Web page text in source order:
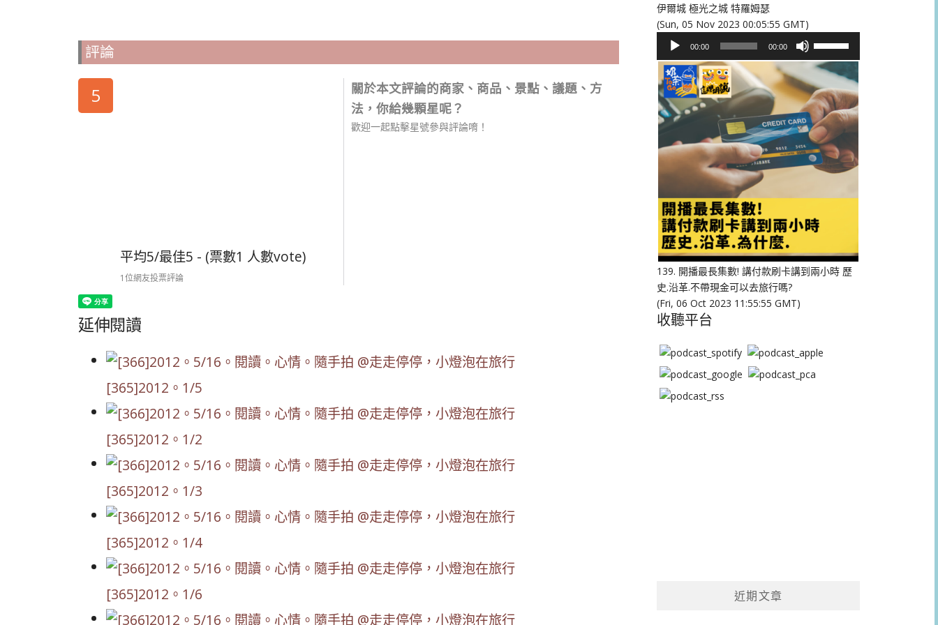
評論
5
平均5/最佳5 - (票數1 人數vote)
1位網友投票評論
關於本文評論的商家、商品、景點、議題、方
法，你給幾顆星呢？
歡迎一起點擊星號參與評論唷！
延伸閱讀
[365]2012。1/5
[365]2012。1/2
[365]2012。1/3
[365]2012。1/4
[365]2012。1/6
伊爾城 極光之城 特羅姆瑟
(Sun, 05 Nov 2023 00:05:55 GMT)
播
放
器
00:00 00:00
向
上/
向
下
鍵
以
提
或
降
低
量。
139. 開播最長集數! 講付款刷卡講到兩小時 歷
史.沿革.不帶現金可以去旅行嗎?
(Fri, 06 Oct 2023 11:55:55 GMT)
收聽平台
近期文章